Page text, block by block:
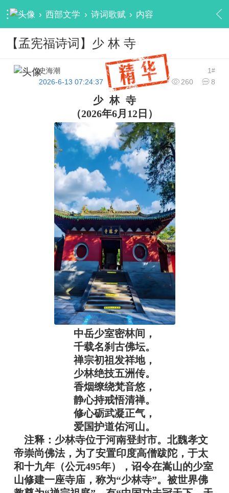
› 西部文学 › 诗词歌赋 › 内容
【孟宪福诗词】少 林 寺
1#
史海潮
260
8
2026-6-13 07:24:37
少 林 寺
（2026年6月12日）
中岳少室密林间，
千载名刹古佛坛。
禅宗初祖发祥地，
少林绝技五洲传。
香烟缭绕梵音悠，
静心持戒悟清禅。
修心砺武凝正气，
爱国护道佑河山。
注释：少林寺位于河南登封市。北魏孝文
帝崇尚佛法，为了安置印度高僧跋陀，于太
和十九年（公元495年），诏令在嵩山的少室
山修建一座寺庙，称为“少林寺”。被世界佛